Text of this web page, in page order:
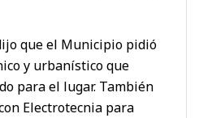
que el Municipio pidió
y urbanístico que
para el lugar. También
Electrotecnia para